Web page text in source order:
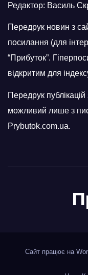
Редактор: Василь
Передрук новин з
посилання (для
“Прибуток”.
відкритим для
Передрук публікацій
можливий лише з
Prybutok.com.ua.
Сайт працює на